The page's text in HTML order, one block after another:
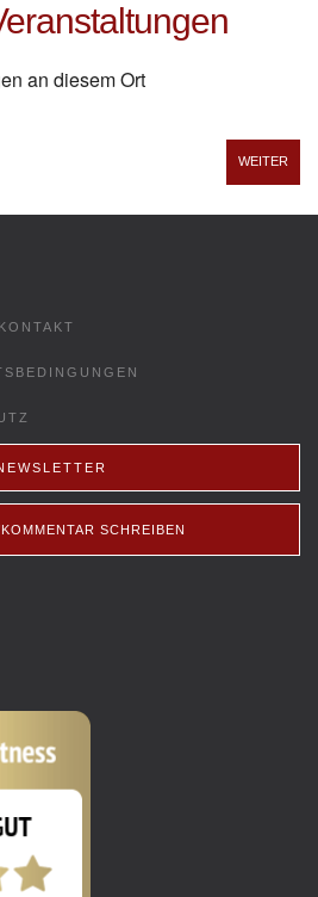
an diesem Ort
WEITER
SCHREIBEN